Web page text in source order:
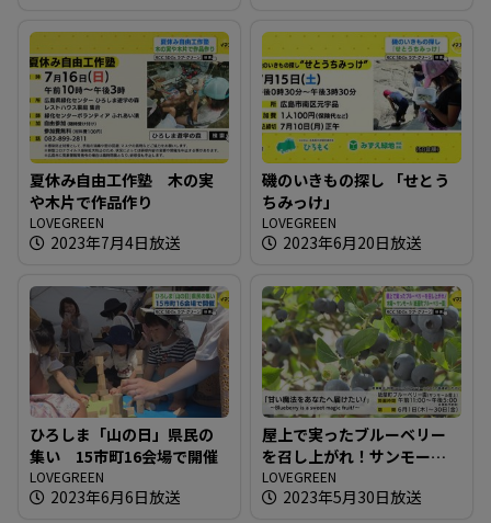
夏休み自由工作塾 木の実
や木片で作品作り
LOVEGREEN
2023年7月4日放送
磯のいきもの探し 「せとう
ちみっけ」
LOVEGREEN
2023年6月20日放送
ひろしま「山の日」県民の
集い 15市町16会場で開催
LOVEGREEN
2023年6月6日放送
屋上で実ったブルーベリー
を召し上がれ！サンモール
「紙屋町ブルーベリー園」
LOVEGREEN
2023年5月30日放送